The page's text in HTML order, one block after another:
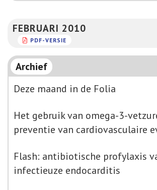
FEBRUARI 2010
PDF-VERSIE
Archief
Deze maand in de Folia
Het gebruik van omega-3-
preventie van cardiovasculaire
Flash: antibiotische profylaxis
infectieuze endocarditis